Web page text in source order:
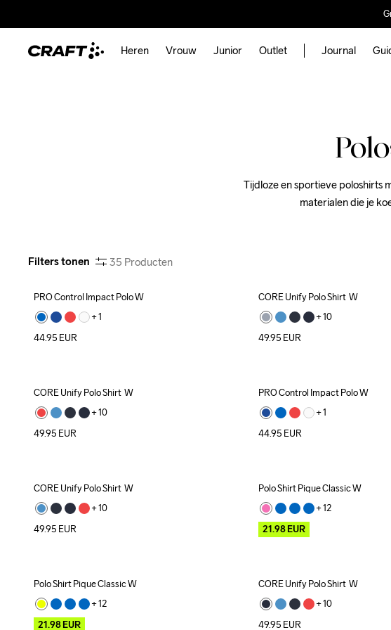
Heren Vrouw Junior Outlet Journal
Tijdloze en sportieve poloshirts
materialen die je
Filters tonen 35 Producten
PRO Control Impact Polo W
+ 1
44.95 EUR
Recycled
CORE Unify Polo Shirt  W
+ 10
49.95 EUR
Recycled
CORE Unify Polo Shirt  W
+ 10
49.95 EUR
PRO Control Impact Polo W
+ 1
44.95 EUR
Recycled
CORE Unify Polo Shirt  W
+ 10
49.95 EUR
Outlet
Polo Shirt Pique Classic W
+ 12
21.98EUR
Outlet
Polo Shirt Pique Classic W
+ 12
21.98EUR
Recycled
CORE Unify Polo Shirt  W
+ 10
49.95 EUR